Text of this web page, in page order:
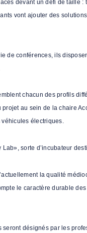
devant un défi de taille
vont ajouter des
de conférences, ils
chacun des profils
au sein de la chaire
électriques.
sorte d’incubateur
la qualité
le caractère durable
désignés par les